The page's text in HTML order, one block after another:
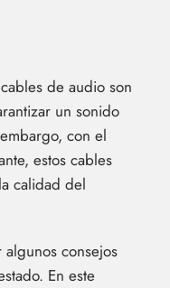
de audio son
un sonido
con el
estos cables
calidad del
consejos
En este